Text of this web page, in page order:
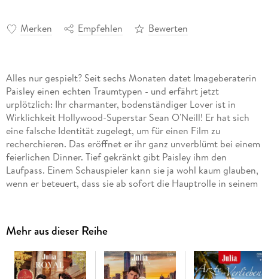
Merken Empfehlen Bewerten
Alles nur gespielt? Seit sechs Monaten datet Imageberaterin
Paisley einen echten Traumtypen - und erfährt jetzt
urplötzlich: Ihr charmanter, bodenständiger Lover ist in
Wirklichkeit Hollywood-Superstar Sean O'Neill! Er hat sich
eine falsche Identität zugelegt, um für einen Film zu
recherchieren. Das eröffnet er ihr ganz unverblümt bei einem
feierlichen Dinner. Tief gekränkt gibt Paisley ihm den
Laufpass. Einem Schauspieler kann sie ja wohl kaum glauben,
wenn er beteuert, dass sie ab sofort die Hauptrolle in seinem
Mehr aus dieser Reihe